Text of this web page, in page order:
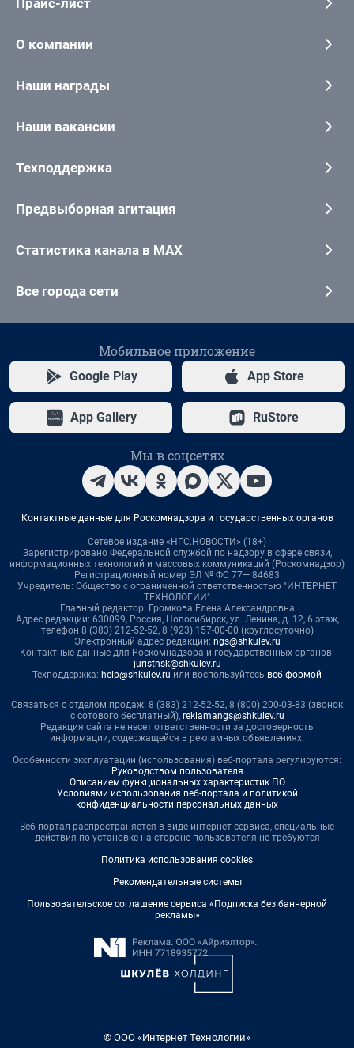
Прайс-лист
О компании
Наши награды
Наши вакансии
Техподдержка
Предвыборная агитация
Статистика канала в MAX
Все города сети
Мобильное приложение
Google Play App Store
App Gallery RuStore
Мы в соцсетях
Контактные данные для Роскомнадзора и государственных органов
Сетевое издание «НГС.НОВОСТИ» (18+)
Зарегистрировано Федеральной службой по надзору в сфере связи,
информационных технологий и массовых коммуникаций (Роскомнадзор)
Регистрационный номер ЭЛ № ФС 77— 84683
Учредитель: Общество с ограниченной ответственностью "ИНТЕРНЕТ
ТЕХНОЛОГИИ"
Главный редактор: Громкова Елена Александровна
Адрес редакции: 630099, Россия, Новосибирск, ул. Ленина, д. 12, 6 этаж,
телефон 8 (383) 212-52-52, 8 (923) 157-00-00 (круглосуточно)
Электронный адрес редакции: ngs@shkulev.ru
Контактные данные для Роскомнадзора и государственных органов:
juristnsk@shkulev.ru
Техподдержка: help@shkulev.ru или воспользуйтесь веб-формой
Связаться с отделом продаж: 8 (383) 212-52-52, 8 (800) 200-03-83 (звонок
с сотового бесплатный), reklamangs@shkulev.ru
Редакция сайта не несет ответственности за достоверность
информации, содержащейся в рекламных объявлениях.
Особенности эксплуатации (использования) веб-портала регулируются:
Руководством пользователя
Описанием функциональных характеристик ПО
Условиями использования веб-портала и политикой
конфиденциальности персональных данных
Веб-портал распространяется в виде интернет-сервиса, специальные
действия по установке на стороне пользователя не требуются
Политика использования cookies
Рекомендательные системы
Пользовательское соглашение сервиса «Подписка без баннерной
рекламы»
© ООО «Интернет Технологии»